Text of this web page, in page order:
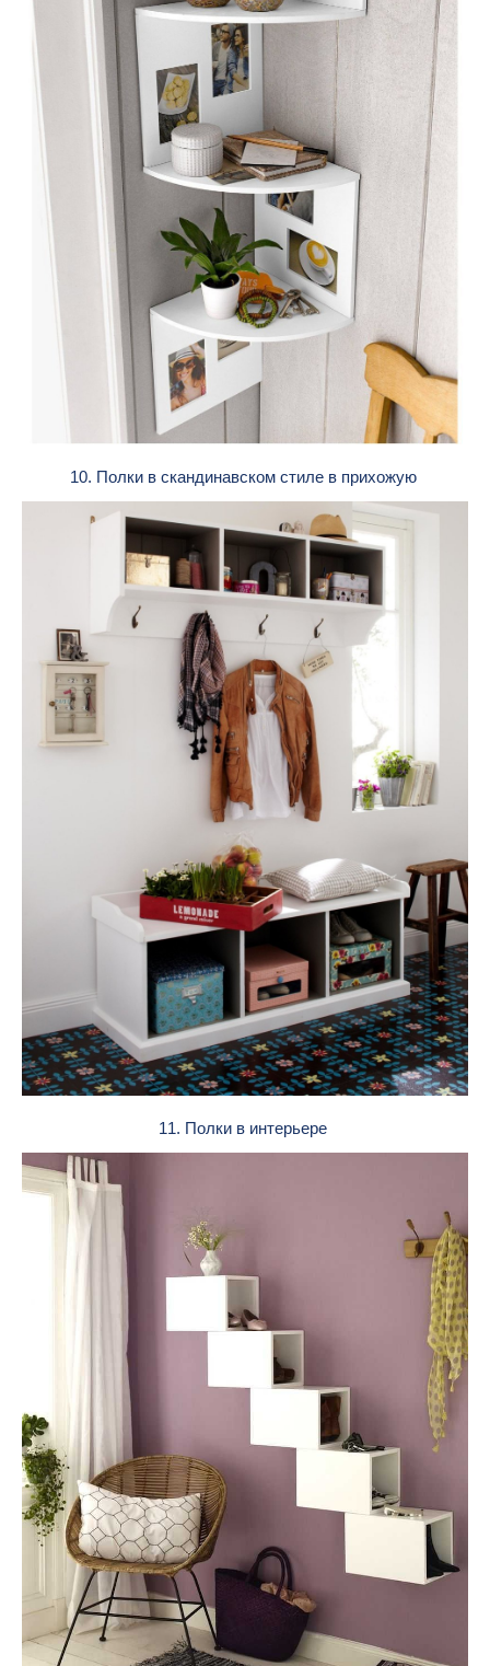
10. Полки в скандинавском стиле в прихожую
11. Полки в интерьере